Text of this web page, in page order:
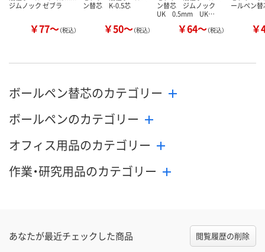
ジムノック ゼブラ
￥77～（税込）
ン替芯 K-0.5芯
￥50～（税込）
ン替芯 ジムノック
UK 0.5mm UK…
￥64～（税込）
ールペン
￥
ボールペン替芯のカテゴリー
ボールペンのカテゴリー
オフィス用品のカテゴリー
作業・研究用品のカテゴリー
あなたが最近チェックした商品 閲覧履歴の削除